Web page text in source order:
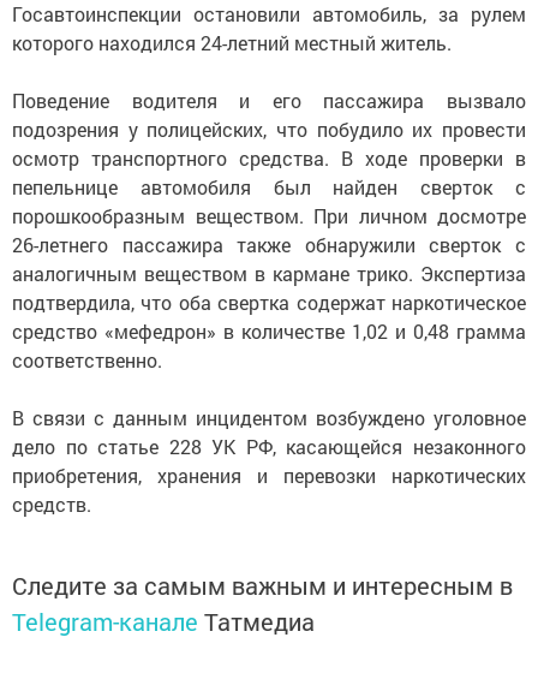
Госавтоинспекции остановили автомобиль, за рулем
которого находился 24-летний местный житель.
Поведение водителя и его пассажира вызвало
подозрения у полицейских, что побудило их провести
осмотр транспортного средства. В ходе проверки в
пепельнице автомобиля был найден сверток с
порошкообразным веществом. При личном досмотре
26-летнего пассажира также обнаружили сверток с
аналогичным веществом в кармане трико. Экспертиза
подтвердила, что оба свертка содержат наркотическое
средство «мефедрон» в количестве 1,02 и 0,48 грамма
соответственно.
В связи с данным инцидентом возбуждено уголовное
дело по статье 228 УК РФ, касающейся незаконного
приобретения, хранения и перевозки наркотических
средств.
Следите за самым важным и интересным в
Telegram-канале Татмедиа